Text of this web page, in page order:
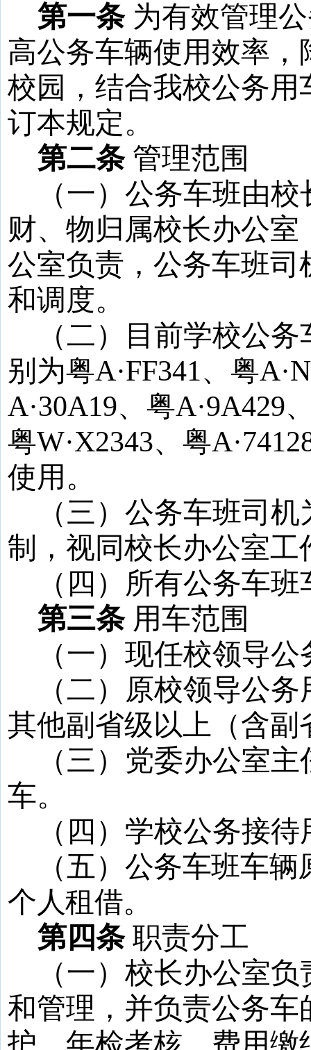
第一条为有效管理
高公务车辆使用效率
校园，结合我校公务
订本规定。
第二条 管理范围
（一）公务车班由
财、物归属校长办公
公室负责，公务车班
和调度。
（二）目前学校公
别为粤A·FF341、粤A·
A·30A19、粤A·9A429
粤W·X2343、粤A·
使用。
（三）公务车班司
制，视同校长办公室
（四）所有公务车
第三条 用车范围
（一）现任校领导
（二）原校领导公
其他副省级以上（含
（三）党委办公室
车。
（四）学校公务接
（五） 公务车班车辆
个人租借。
第四条 职责分工
（一）校长办公室
和管理，并负责公务